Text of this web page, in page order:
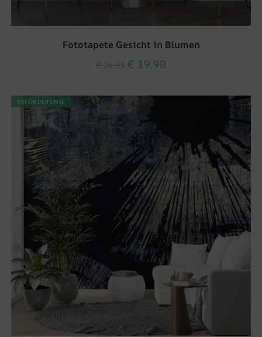
Fototapete Gesicht in Blumen
€ 19.90
BEFÖRDERUNG!